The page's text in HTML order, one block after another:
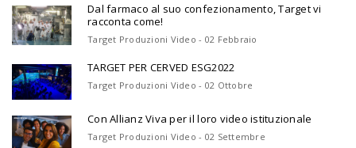
Dal farmaco al suo confezionamento, Target vi
racconta come!
Target Produzioni Video - 02 Febbraio
TARGET PER CERVED ESG2022
Target Produzioni Video - 02 Ottobre
Con Allianz Viva per il loro video istituzionale
Target Produzioni Video - 02 Settembre